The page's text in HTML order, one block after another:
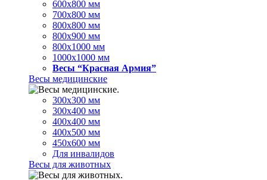
600х800 мм
700х800 мм
800х800 мм
800х900 мм
800х1000 мм
1000х1000 мм
Весы “Красная Армия”
Весы медицинские
300х300 мм
300х400 мм
400х400 мм
400х500 мм
450х600 мм
Для инвалидов
Весы для животных